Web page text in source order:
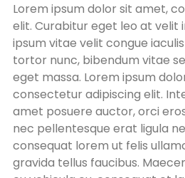
Lorem ipsum dolor sit amet,
elit. Curabitur eget leo at velit
ipsum vitae velit congue
tortor nunc, bibendum vitae
eget massa. Lorem ipsum
consectetur adipiscing elit.
amet posuere auctor, orci
nec pellentesque erat ligula
consequat lorem ut felis
gravida tellus faucibus.